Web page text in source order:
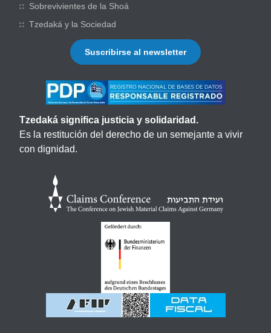
Sobrevivientes de la Shoá
Tzedaká y la Sociedad
Suscribirse al newsletter
Tzedaká significa justicia y solidaridad.
Es la restitución del derecho de un semejante a vivir
con dignidad.